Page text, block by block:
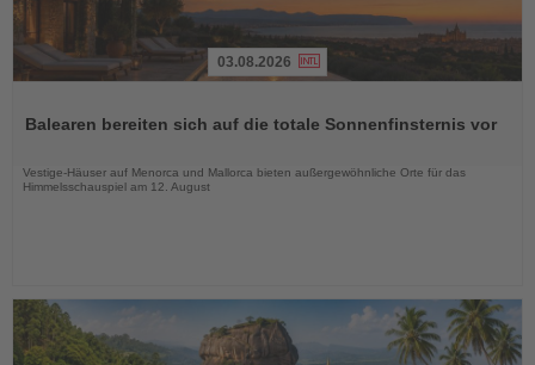
die
03.08.2026
Balearen bereiten sich auf die totale Sonnenfinsternis vor
Vestige-Häuser auf Menorca und Mallorca bieten außergewöhnliche Orte für das
Himmelsschauspiel am 12. August